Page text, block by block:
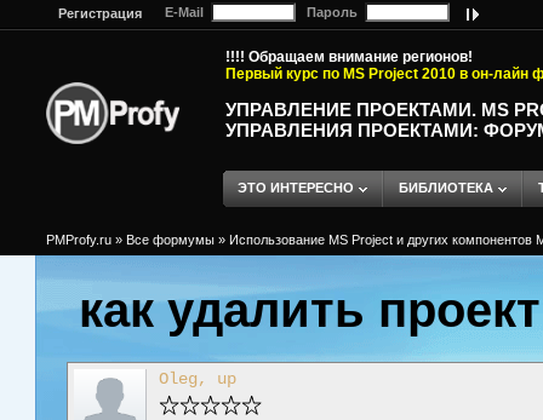
Регистрация E-Mail Пароль
!!!! Обращаем внимание регионов!
Первый курс по MS Project 2010 в он-лайн
УПРАВЛЕНИЕ ПРОЕКТАМИ. MS
УПРАВЛЕНИЯ ПРОЕКТАМИ:
ЭТО ИНТЕРЕСНО БИБЛИОТЕКА
PMProfy.ru » Все формумы » Использование MS Project и других компонентов
как удалить проект
Oleg, up